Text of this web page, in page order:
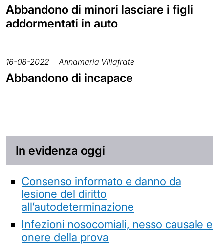
Abbandono di minori lasciare i figli
addormentati in auto
16-08-2022 Annamaria Villafrate
Abbandono di incapace
In evidenza oggi
Consenso informato e danno da
lesione del diritto
all’autodeterminazione
Infezioni nosocomiali, nesso causale e
onere della prova